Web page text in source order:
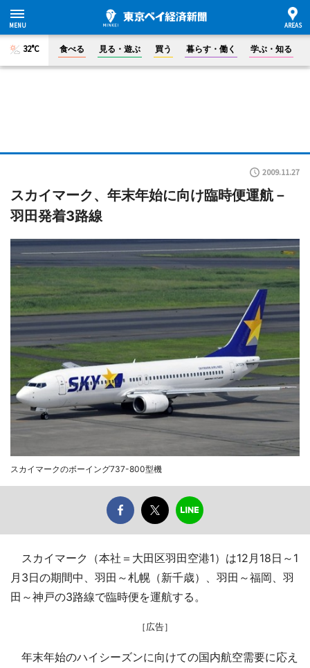
32°C 食べる 見る・遊ぶ 買う 暮らす・働く 学ぶ・知る
2009.11.27
スカイマーク、年末年始に向け臨時便運航－
羽田発着3路線
スカイマークのボーイング737-800型機
スカイマーク（本社＝大田区羽田空港1）は12月18日～1
月3日の期間中、羽田～札幌（新千歳）、羽田～福岡、羽
田～神戸の3路線で臨時便を運航する。
［広告］
年末年始のハイシーズンに向けての国内航空需要に応え